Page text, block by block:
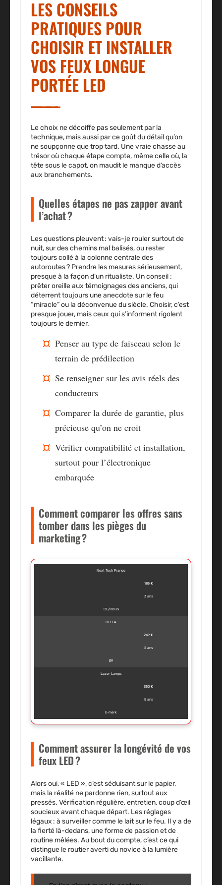
LES CONSEILS
PRATIQUES POUR
CHOISIR ET INSTALLER
VOS FEUX LONGUE
PORTÉE LED
Le choix ne décoiffe pas seulement par la
technique, mais aussi par ce goût du détail qu’on
ne soupçonne que trop tard. Une vraie chasse au
trésor où chaque étape compte, même celle où, la
tête sous le capot, on maudit le manque d’accès
aux branchements.
Quelles étapes ne pas zapper avant
l’achat ?
Les questions pleuvent : vais-je rouler surtout de
nuit, sur des chemins mal balisés, ou rester
toujours collé à la colonne centrale des
autoroutes ? Prendre les mesures sérieusement,
presque à la façon d’un ritualiste. Un conseil :
prêter oreille aux témoignages des anciens, qui
déterrent toujours une anecdote sur le feu
“miracle” ou la déconvenue du siècle. Choisir, c’est
presque jouer, mais ceux qui s’informent rigolent
toujours le dernier.
Penser au type de faisceau selon le
terrain de prédilection
Se renseigner sur les avis réels des
conducteurs
Comparer la durée de garantie, plus
précieuse qu’on ne croit
Vérifier compatibilité et installation,
surtout pour l’électronique
embarquée
Comment comparer les offres sans
tomber dans les pièges du
marketing ?
Next Tech France
185 €
3 ans
CE/ROHS
HELLA
249 €
2 ans
E9
Lazer Lamps
350 €
5 ans
E-mark
Comment assurer la longévité de vos
feux LED ?
Alors oui, « LED », c’est séduisant sur le papier,
mais la réalité ne pardonne rien, surtout aux
pressés. Vérification régulière, entretien, coup d’œil
soucieux avant chaque départ. Les réglages
légaux : à surveiller comme le lait sur le feu. Il y a de
la fierté là-dedans, une forme de passion et de
routine mêlées. Au bout du compte, c’est ce qui
distingue le routier averti du novice à la lumière
vacillante.